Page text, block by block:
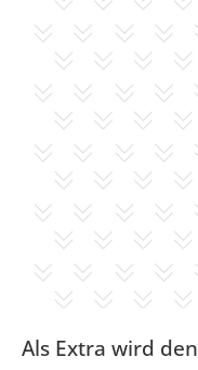
Als Extra wird